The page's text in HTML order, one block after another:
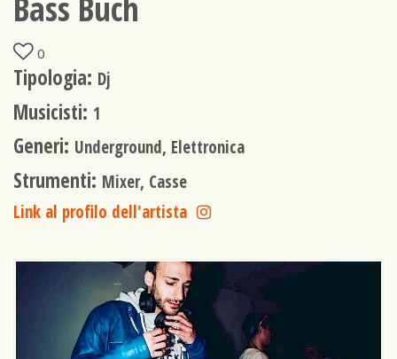
0
Tipologia: Dj
Musicisti: 1
Generi: Underground, Elettronica
Strumenti: Mixer, Casse
Link al profilo dell'artista